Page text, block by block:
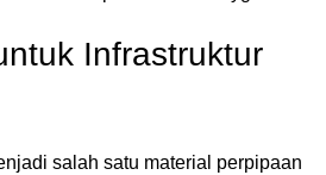
Infrastruktur
salah satu material perpipaan